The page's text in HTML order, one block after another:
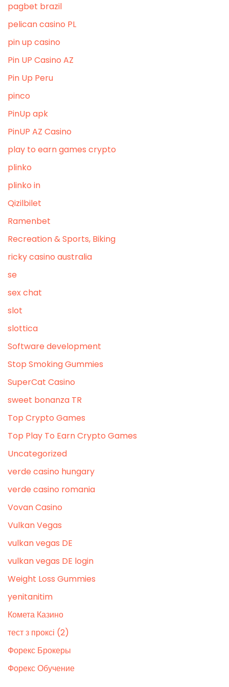
pagbet brazil
pelican casino PL
pin up casino
Pin UP Casino AZ
Pin Up Peru
pinco
PinUp apk
PinUP AZ Casino
play to earn games crypto
plinko
plinko in
Qizilbilet
Ramenbet
Recreation & Sports, Biking
ricky casino australia
se
sex chat
slot
slottica
Software development
Stop Smoking Gummies
SuperCat Casino
sweet bonanza TR
Top Crypto Games
Top Play To Earn Crypto Games
Uncategorized
verde casino hungary
verde casino romania
Vovan Casino
Vulkan Vegas
vulkan vegas DE
vulkan vegas DE login
Weight Loss Gummies
yenitanitim
Комета Казино
тест з проксі (2)
Форекс Брокеры
Форекс Обучение